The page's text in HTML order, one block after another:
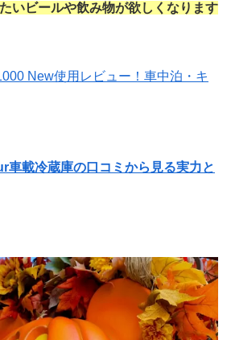
いビールや飲み物が欲しくなります
New使用レビュー！車中泊・キ
車載冷蔵庫の口コミから見る実力と